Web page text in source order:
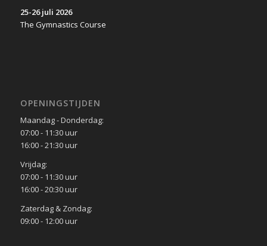
25-26 juli 2026
The Gymnastics Course
OPENINGSTIJDEN
Maandag - Donderdag:
07:00 - 11:30 uur
16:00 - 21:30 uur
Vrijdag:
07:00 - 11:30 uur
16:00 - 20:30 uur
Zaterdag & Zondag:
09:00 - 12:00 uur